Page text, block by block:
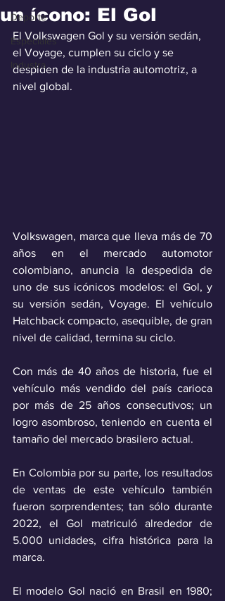
Deporte
Especiales
Industra
un ícono: El Gol
El Volkswagen Gol y su versión sedán,
el Voyage, cumplen su ciclo y se
despiden de la industria automotriz, a
nivel global.
Volkswagen, marca que lleva más de 70
años en el mercado automotor
colombiano, anuncia la despedida de
uno de sus icónicos modelos: el Gol, y
su versión sedán, Voyage. El vehículo
Hatchback compacto, asequible, de gran
nivel de calidad, termina su ciclo.
Con más de 40 años de historia, fue el
vehículo más vendido del país carioca
por más de 25 años consecutivos; un
logro asombroso, teniendo en cuenta el
tamaño del mercado brasilero actual.
En Colombia por su parte, los resultados
de ventas de este vehículo también
fueron sorprendentes; tan sólo durante
2022, el Gol matriculó alrededor de
5.000 unidades, cifra histórica para la
marca.
El modelo Gol nació en Brasil en 1980;